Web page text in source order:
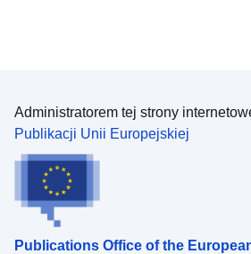
Administratorem tej strony
Publikacji Unii Europejskiej
Publications Office of the